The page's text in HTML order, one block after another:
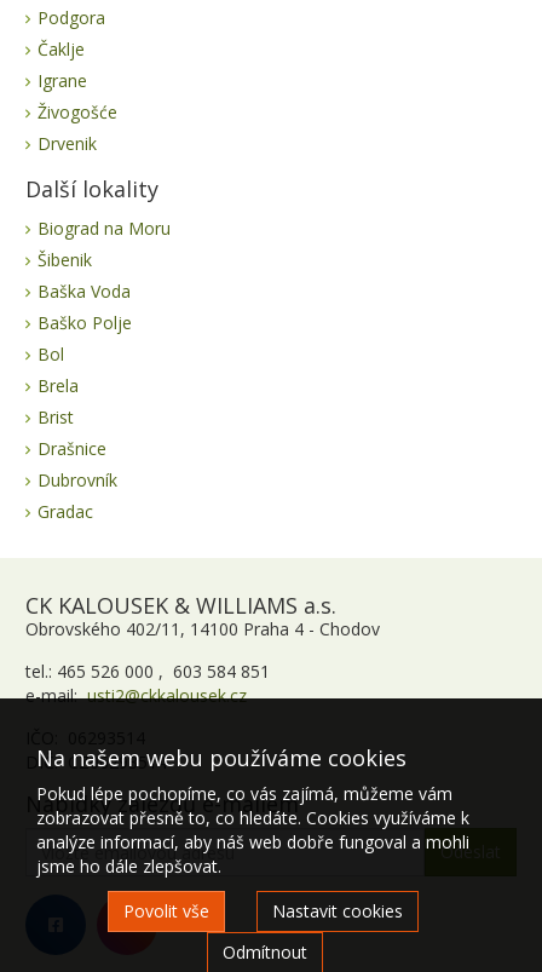
Podgora
Čaklje
Igrane
Živogošće
Drvenik
Další lokality
Biograd na Moru
Šibenik
Baška Voda
Baško Polje
Bol
Brela
Brist
Drašnice
Dubrovník
Gradac
CK KALOUSEK & WILLIAMS a.s.
Obrovského 402/11, 14100 Praha 4 - Chodov
tel.: 465 526 000 , 603 584 851
e-mail:usti2@ckkalousek.cz
DIČ: CZ06293514
Nabídky zájezdů e-mailem
Na našem webu používáme cookies
Pokud lépe pochopíme, co vás zajímá, můžeme vám
zobrazovat přesně to, co hledáte. Cookies využíváme k
analýze informací, aby náš web dobře fungoval a mohli
jsme ho dále zlepšovat.
Povolit vše
Nastavit cookies
Odmítnout